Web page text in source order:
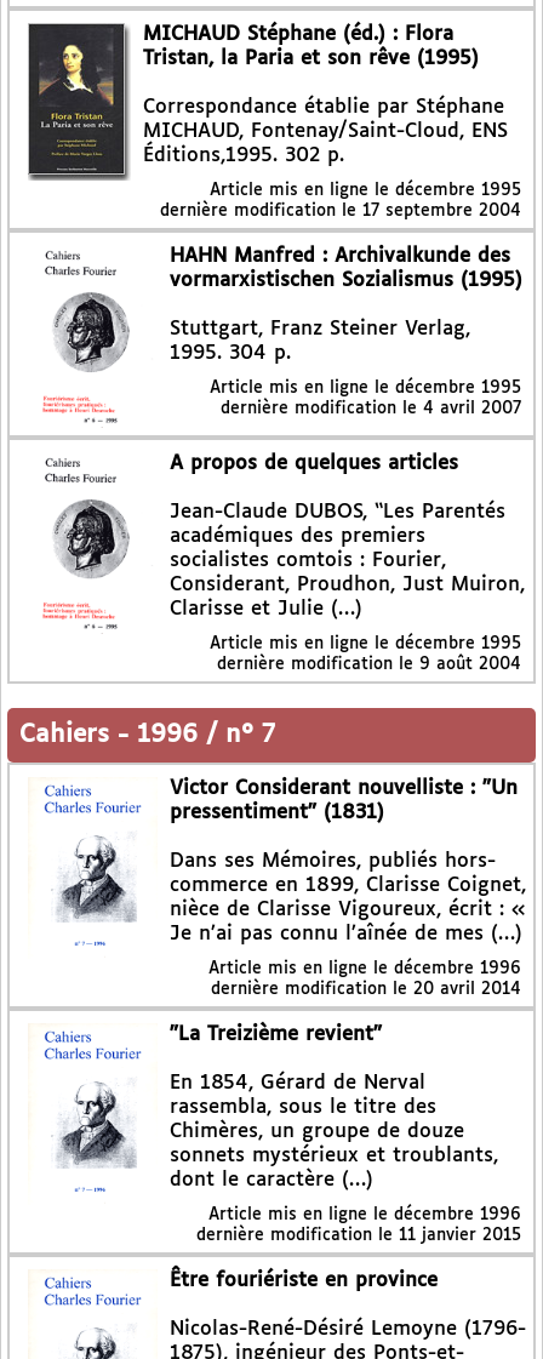
MICHAUD Stéphane (éd.) : Flora
Tristan, la Paria et son rêve (1995)
Correspondance établie par Stéphane
MICHAUD, Fontenay/Saint-Cloud, ENS
Éditions,1995. 302 p.
Article mis en ligne le décembre 1995
dernière modification le 17 septembre 2004
HAHN Manfred : Archivalkunde des
vormarxistischen Sozialismus (1995)
Stuttgart, Franz Steiner Verlag,
1995. 304 p.
Article mis en ligne le décembre 1995
dernière modification le 4 avril 2007
A propos de quelques articles
Jean-Claude DUBOS, “Les Parentés
académiques des premiers
socialistes comtois : Fourier,
Considerant, Proudhon, Just Muiron,
Clarisse et Julie (…)
Article mis en ligne le décembre 1995
dernière modification le 9 août 2004
Cahiers - 1996 / n° 7
Victor Considerant nouvelliste : "Un
pressentiment" (1831)
Dans ses Mémoires, publiés hors-
commerce en 1899, Clarisse Coignet,
nièce de Clarisse Vigoureux, écrit : «
Je n’ai pas connu l’aînée de mes (…)
Article mis en ligne le décembre 1996
dernière modification le 20 avril 2014
"La Treizième revient"
En 1854, Gérard de Nerval
rassembla, sous le titre des
Chimères, un groupe de douze
sonnets mystérieux et troublants,
dont le caractère (…)
Article mis en ligne le décembre 1996
dernière modification le 11 janvier 2015
Être fouriériste en province
Nicolas-René-Désiré Lemoyne (1796-
1875), ingénieur des Ponts-et-